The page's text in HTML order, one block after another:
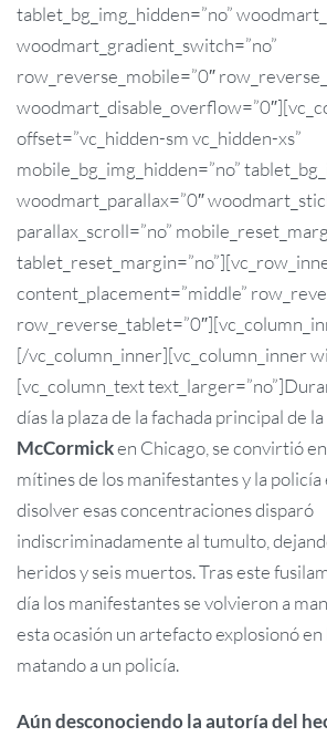
tablet_bg_img_hidden=”no”
woodmart_gradient_switch=”no”
row_reverse_mobile=”0″
offset=”vc_hidden-sm vc_hidden-xs”
mobile_bg_img_hidden=”no”
woodmart_parallax=”0″
parallax_scroll=”no”
content_placement=”middle”
[/vc_column_inner][vc_column_inner
[vc_column_text
días la plaza de la fachada principal de la
McCormicken Chicago, se convirtió
mítines de los manifestantes y la
disolver esas concentraciones disparó
indiscriminadamente al tumulto,
heridos y seis muertos. Tras este
día los manifestantes se volvieron a
esta ocasión un artefacto explosionó en
matando a un policía.
Aún desconociendo la autoría del